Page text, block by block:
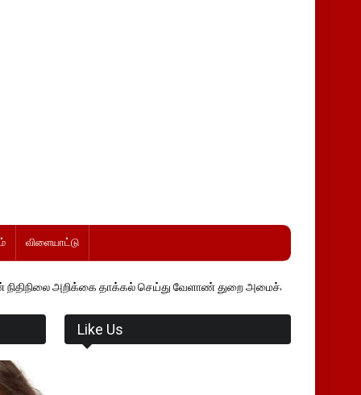
விளையாட்டு
தாக்கல் செய்து வேளாண் துறை அமைச்சர் வினோத் வாசித்து
Like Us